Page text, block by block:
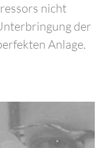
nicht
der
Anlage.